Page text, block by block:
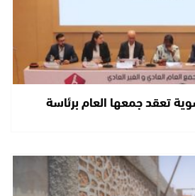
تعقد جمعها العام برئاسة